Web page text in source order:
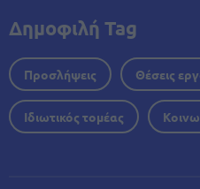
Δημοφιλή Tag
Προσλήψεις Θέσεις
Ιδιωτικός τομέας